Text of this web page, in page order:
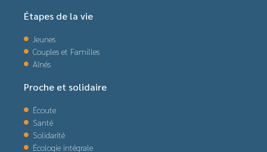
Étapes de la vie
Jeunes
Couples et Familles
Aînés
Proche et solidaire
Écoute
Santé
Solidarité
Écologie intégrale